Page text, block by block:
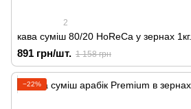
2
кава суміш 80/20 HoReCa у зернах 1кг.
891 грн/шт. 1 158 грн
−22%